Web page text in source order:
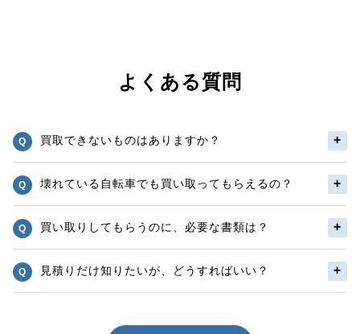
よくある質問
買取できないものはありますか？
壊れている自転車でも買い取ってもらえるの？
買い取りしてもらうのに、必要な書類は？
見積りだけ知りたいが、どうすればいい？